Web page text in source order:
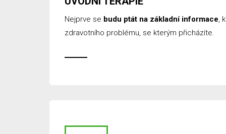
Nejprve se budu ptát na základní informace,
zdravotního problému, se kterým přicházíte.